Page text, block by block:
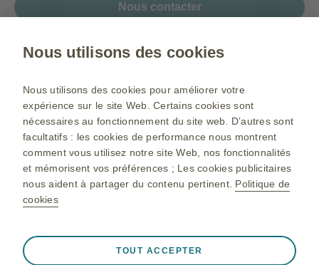
Nous contacter
Plan du site
Conditions d’utilisation
Déclaration de confidentialité
Politique de cookie
Pour toutes informations complémentaires, veuillez Contacter
GlaxoSmithKline Maroc : N° 49-52 sis au 13ème étage de
Nous utilisons des cookies
Nous utilisons des cookies pour améliorer votre
expérience sur le site Web. Certains cookies sont
nécessaires au fonctionnement du site web. D’autres sont
facultatifs : les cookies de performance nous montrent
comment vous utilisez notre site Web, nos fonctionnalités
et mémorisent vos préférences ; Les cookies publicitaires
nous aident à partager du contenu pertinent. Politique de
cookies
❮
TOUT ACCEPTER